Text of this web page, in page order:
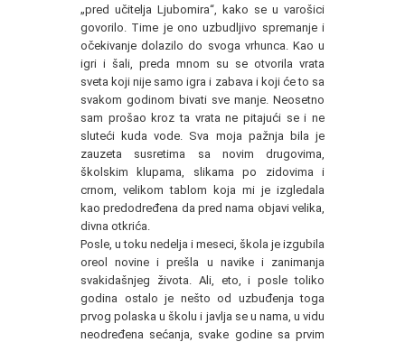
„pred učitelja Ljubomira“, kako se u varošici
govorilo. Time je ono uzbudljivo spremanje i
očekivanje dolazilo do svoga vrhunca. Kao u
igri i šali, preda mnom su se otvorila vrata
sveta koji nije samo igra i zabava i koji će to sa
svakom godinom bivati sve manje. Neosetno
sam prošao kroz ta vrata ne pitajući se i ne
sluteći kuda vode. Sva moja pažnja bila je
zauzeta susretima sa novim drugovima,
školskim klupama, slikama po zidovima i
crnom, velikom tablom koja mi je izgledala
kao predodređena da pred nama objavi velika,
divna otkrića.
Posle, u toku nedelja i meseci, škola je izgubila
oreol novine i prešla u navike i zanimanja
svakidašnjeg života. Ali, eto, i posle toliko
godina ostalo je nešto od uzbuđenja toga
prvog polaska u školu i javlja se u nama, u vidu
neodređena sećanja, svake godine sa prvim